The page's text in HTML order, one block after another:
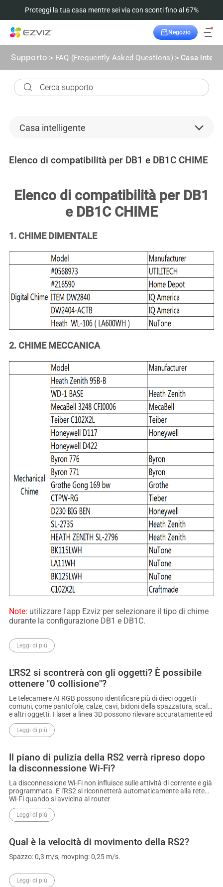
Proteggi la tua casa mentre sei via con sconti fino al 67%
Negozio
Supporto > FAQ (Frequently Asked Questions) > Casa
Casa intelligente
microSD card
Software correlato
Account correlato
Elenco di compatibilità per DB1 e DB1C CHIME
Elenco di compatibilità per DB1
e DB1C CHIME
1. CHIME DIMENTALE
2. CHIME MECCANICA
Note: utilizzare l'app Ezviz per selezionare il tipo di chime
durante la configurazione DB1 e DB1C.
Leggi di più
L'RS2 si scontrerà con gli oggetti? È possibile
ottenere "0 collisione"?
Le telecamere AI RGB possono identificare più di dieci oggetti
comuni, come pantofole, calze, cavi, bidoni della spazzatura, scale
e altri oggetti. I laser a linea 3D possono rilevare accuratamente ed
evitare ostacoli superiori a 2 cm. Tuttavia, gli ostacoli inferiori a 2
cm che non sono stati addestrati con AI non possono essere
identificati ed evitati. Inoltre, poiché l'addestramento AI per RGB
possono essere identificati per il momento e possono essere
rilevati e evitati solo usando i laser a linea 3D. In modo che 0
collisione non possa essere raggiunta. Fino ad ora, nessun
collisione.
Leggi di più
Il piano di pulizia della RS2 verrà ripreso dopo
la disconnessione Wi-Fi?
La disconnessione Wi-Fi non influisce sulle attività di corrente e già
programmata. E l'RS2 si riconnetterà automaticamente alla rete
Wi-Fi quando si avvicina al router
Leggi di più
Qual è la velocità di movimento della RS2?
Spazzo: 0,3 m/s, movping: 0,25 m/s.
Leggi di più